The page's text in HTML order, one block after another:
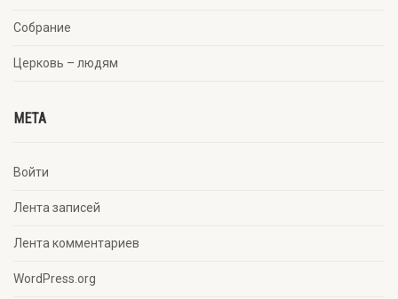
Собрание
Церковь – людям
META
Войти
Лента записей
Лента комментариев
WordPress.org